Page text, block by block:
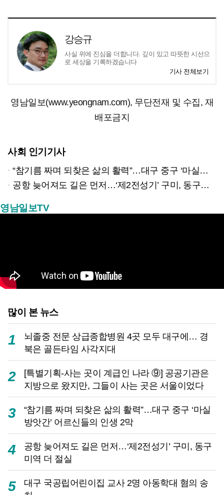
강승규
사실 위에 진심을 더합니다. 깊이 있고 따뜻한 시선으
로 세상을 기록하겠습니다
기사 전체보기
영남일보(www.yeongnam.com), 무단전재 및 수집, 재
배포금지
사회 인기기사
“참기름 짜며 되찾은 삶의 활력”…대구 중구 ‘마실방앗간’ 어르신들의 인생 2막
공항 늦어져도 길은 먼저…‘제2전성기’ 구미, 동구미역 더 절실
영남일보TV
많이 본 뉴스
1
뇌졸중 전문 상급종합병원 4곳 모두 대구에… 경
북은 골든타임 사각지대
2
[특별기획-사는 곳이 계급인 나라 ⑨] 공공기관은
지방으로 왔지만, 그들이 사는 곳은 서울이었다
3
“참기름 짜며 되찾은 삶의 활력”…대구 중구 ‘마실
방앗간’ 어르신들의 인생 2막
4
공항 늦어져도 길은 먼저…‘제2전성기’ 구미, 동구
미역 더 절실
5
대구 국공립어린이집 교사 2명 아동학대 혐의 송